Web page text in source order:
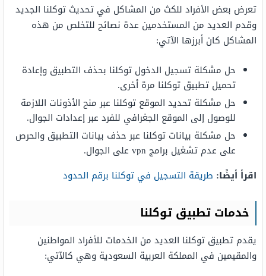
تعرض بعض الأفراد للكث من المشاكل في تحديث توكلنا الجديد
وقدم العديد من المستخدمين عدة نصائح للتخلص من هذه
المشاكل كان أبرزها الآتي:
حل مشكلة تسجيل الدخول توكلنا بحذف التطبيق وإعادة
تحميل تطبيق توكلنا مرة أخرى.
حل مشكلة تحديد الموقع توكلنا عبر منح الأذونات اللازمة
للوصول إلى الموقع الجغرافي للفرد عبر إعدادات الجوال.
حل مشكلة بيانات توكلنا عبر حذف بيانات التطبيق والحرص
على عدم تشغيل برامج vpn على الجوال.
اقرأ أيضًا: طريقة التسجيل في توكلنا برقم الحدود
خدمات تطبيق توكلنا
يقدم تطبيق توكلنا العديد من الخدمات للأفراد المواطنين
والمقيمين في المملكة العربية السعودية وهي كالآتي: